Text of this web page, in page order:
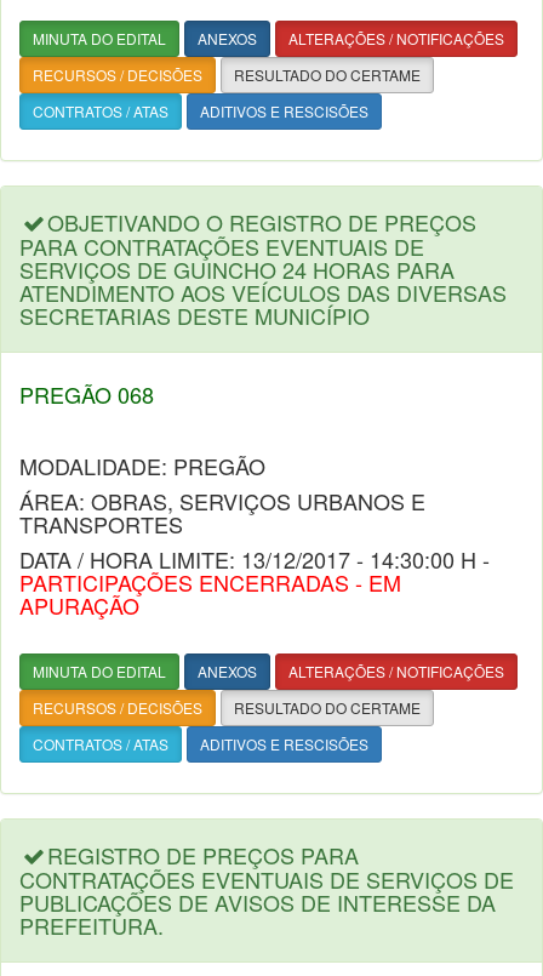
MINUTA DO EDITAL ANEXOS
ALTERAÇÕES / NOTIFICAÇÕES
RECURSOS / DECISÕES
RESULTADO DO CERTAME
CONTRATOS / ATAS
ADITIVOS E RESCISÕES
OBJETIVANDO O REGISTRO DE PREÇOS
PARA CONTRATAÇÕES EVENTUAIS DE
SERVIÇOS DE GUINCHO 24 HORAS PARA
ATENDIMENTO AOS VEÍCULOS DAS DIVERSAS
SECRETARIAS DESTE MUNICÍPIO
PREGÃO 068
MODALIDADE: PREGÃO
ÁREA: OBRAS, SERVIÇOS URBANOS E
TRANSPORTES
DATA / HORA LIMITE: 13/12/2017 - 14:30:00 H -
PARTICIPAÇÕES ENCERRADAS - EM
APURAÇÃO
MINUTA DO EDITAL ANEXOS
ALTERAÇÕES / NOTIFICAÇÕES
RECURSOS / DECISÕES
RESULTADO DO CERTAME
CONTRATOS / ATAS
ADITIVOS E RESCISÕES
REGISTRO DE PREÇOS PARA
CONTRATAÇÕES EVENTUAIS DE SERVIÇOS DE
PUBLICAÇÕES DE AVISOS DE INTERESSE DA
PREFEITURA.